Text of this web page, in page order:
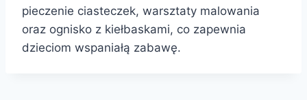
pieczenie ciasteczek, warsztaty malowania
oraz ognisko z kiełbaskami, co zapewnia
dzieciom wspaniałą zabawę.